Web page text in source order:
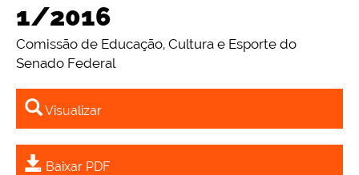
1/2016
Comissão de Educação, Cultura e Esporte do
Senado Federal
Visualizar
Baixar PDF